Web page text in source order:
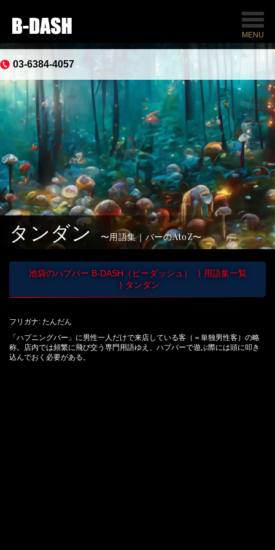
MENU
03-6384-4057
タンダン 用語集｜バーのAtoZ
池袋のハプバー B-DASH（ビーダッシュ）
用語集一覧
タンダン
フリガナ: たんだん
「ハプニングバー」に男性一人だけで来店している客（＝単独男性客）の略
称。店内では頻繁に飛び交う専門用語ゆえ、ハプバーで遊ぶ際には頭に叩き
込んでおく必要がある。